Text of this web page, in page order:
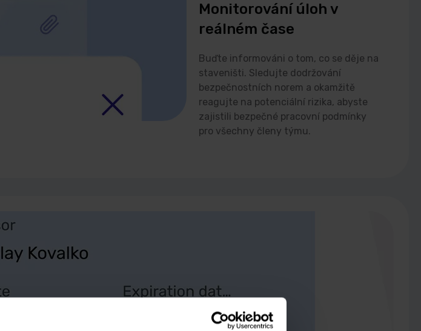
Monitorování úloh v
reálném čase
Buďte informováni o tom, co se děje na
staveništi. Sledujte dodržování
bezpečnostních norem a okamžitě
reagujte na potenciální rizika, abyste
zajistili bezpečné pracovní podmínky
pro všechny členy týmu.